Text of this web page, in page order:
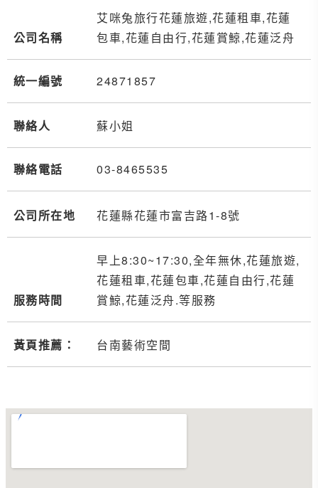
公司名稱
艾咪兔旅行花蓮旅遊,花蓮租車,花蓮
包車,花蓮自由行,花蓮賞鯨,花蓮泛舟
統一編號 24871857
聯絡人 蘇小姐
聯絡電話 03-8465535
公司所在地 花蓮縣花蓮市富吉路1-8號
服務時間
早上8:30~17:30,全年無休,花蓮旅遊,
花蓮租車,花蓮包車,花蓮自由行,花蓮
賞鯨,花蓮泛舟.等服務
黃頁推薦： 台南藝術空間